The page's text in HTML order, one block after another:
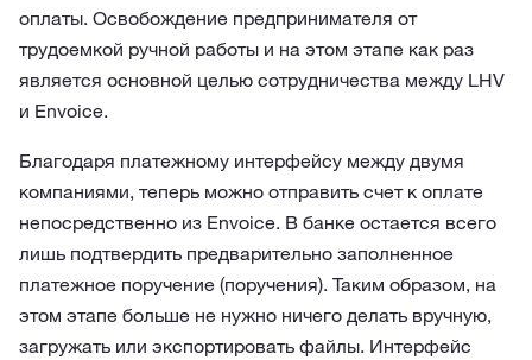
оплаты. Освобождение предпринимателя от
трудоемкой ручной работы и на этом этапе как раз
является основной целью сотрудничества между LHV
и Envoice.
Благодаря платежному интерфейсу между двумя
компаниями, теперь можно отправить счет к оплате
непосредственно из Envoice. В банке остается всего
лишь подтвердить предварительно заполненное
платежное поручение (поручения). Таким образом, на
этом этапе больше не нужно ничего делать вручную,
загружать или экспортировать файлы. Интерфейс